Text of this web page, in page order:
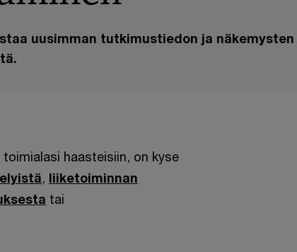
uusimman tutkimustiedon ja näkemysten
haasteisiin, on kyse
, liiketoiminnan
tai